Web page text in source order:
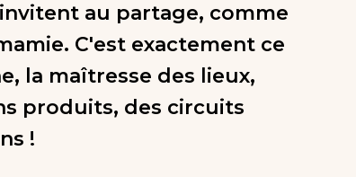
au partage, comme
C'est exactement ce
la maîtresse des lieux,
produits, des circuits
!